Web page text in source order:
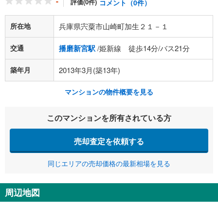
コメント（0件）
所在地 兵庫県宍粟市山崎町加生２１－１
交通 播磨新宮駅/姫新線 徒歩14分/バス21分
築年月 2013年3月(築13年)
マンションの物件概要を見る
このマンションを所有されている方
売却査定を依頼する
同じエリアの売却価格の最新相場を見る
周辺地図